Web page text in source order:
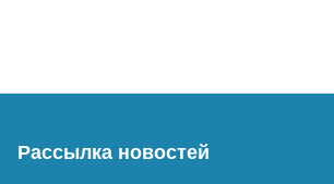
Рассылка новостей